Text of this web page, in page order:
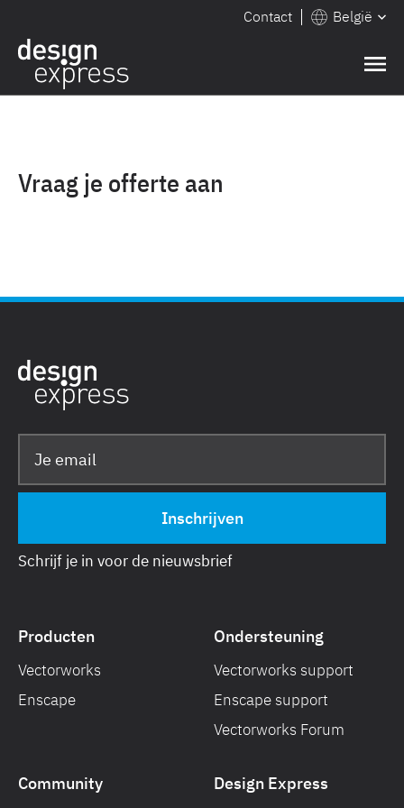
Contact België
Vraag je offerte aan
Schrijf je in voor de nieuwsbrief
Producten
Vectorworks
Enscape
Ondersteuning
Vectorworks support
Enscape support
Vectorworks Forum
Community Design Express